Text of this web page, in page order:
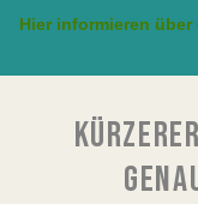
Hier informieren